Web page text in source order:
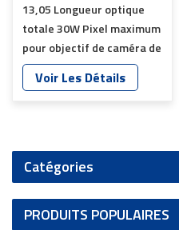
13,05 Longueur optique
totale 30W Pixel maximum
pour objectif de caméra de
recul de véhicule YT-5093-
S1Voir Les Détails
Catégories
PRODUITS POPULAIRES